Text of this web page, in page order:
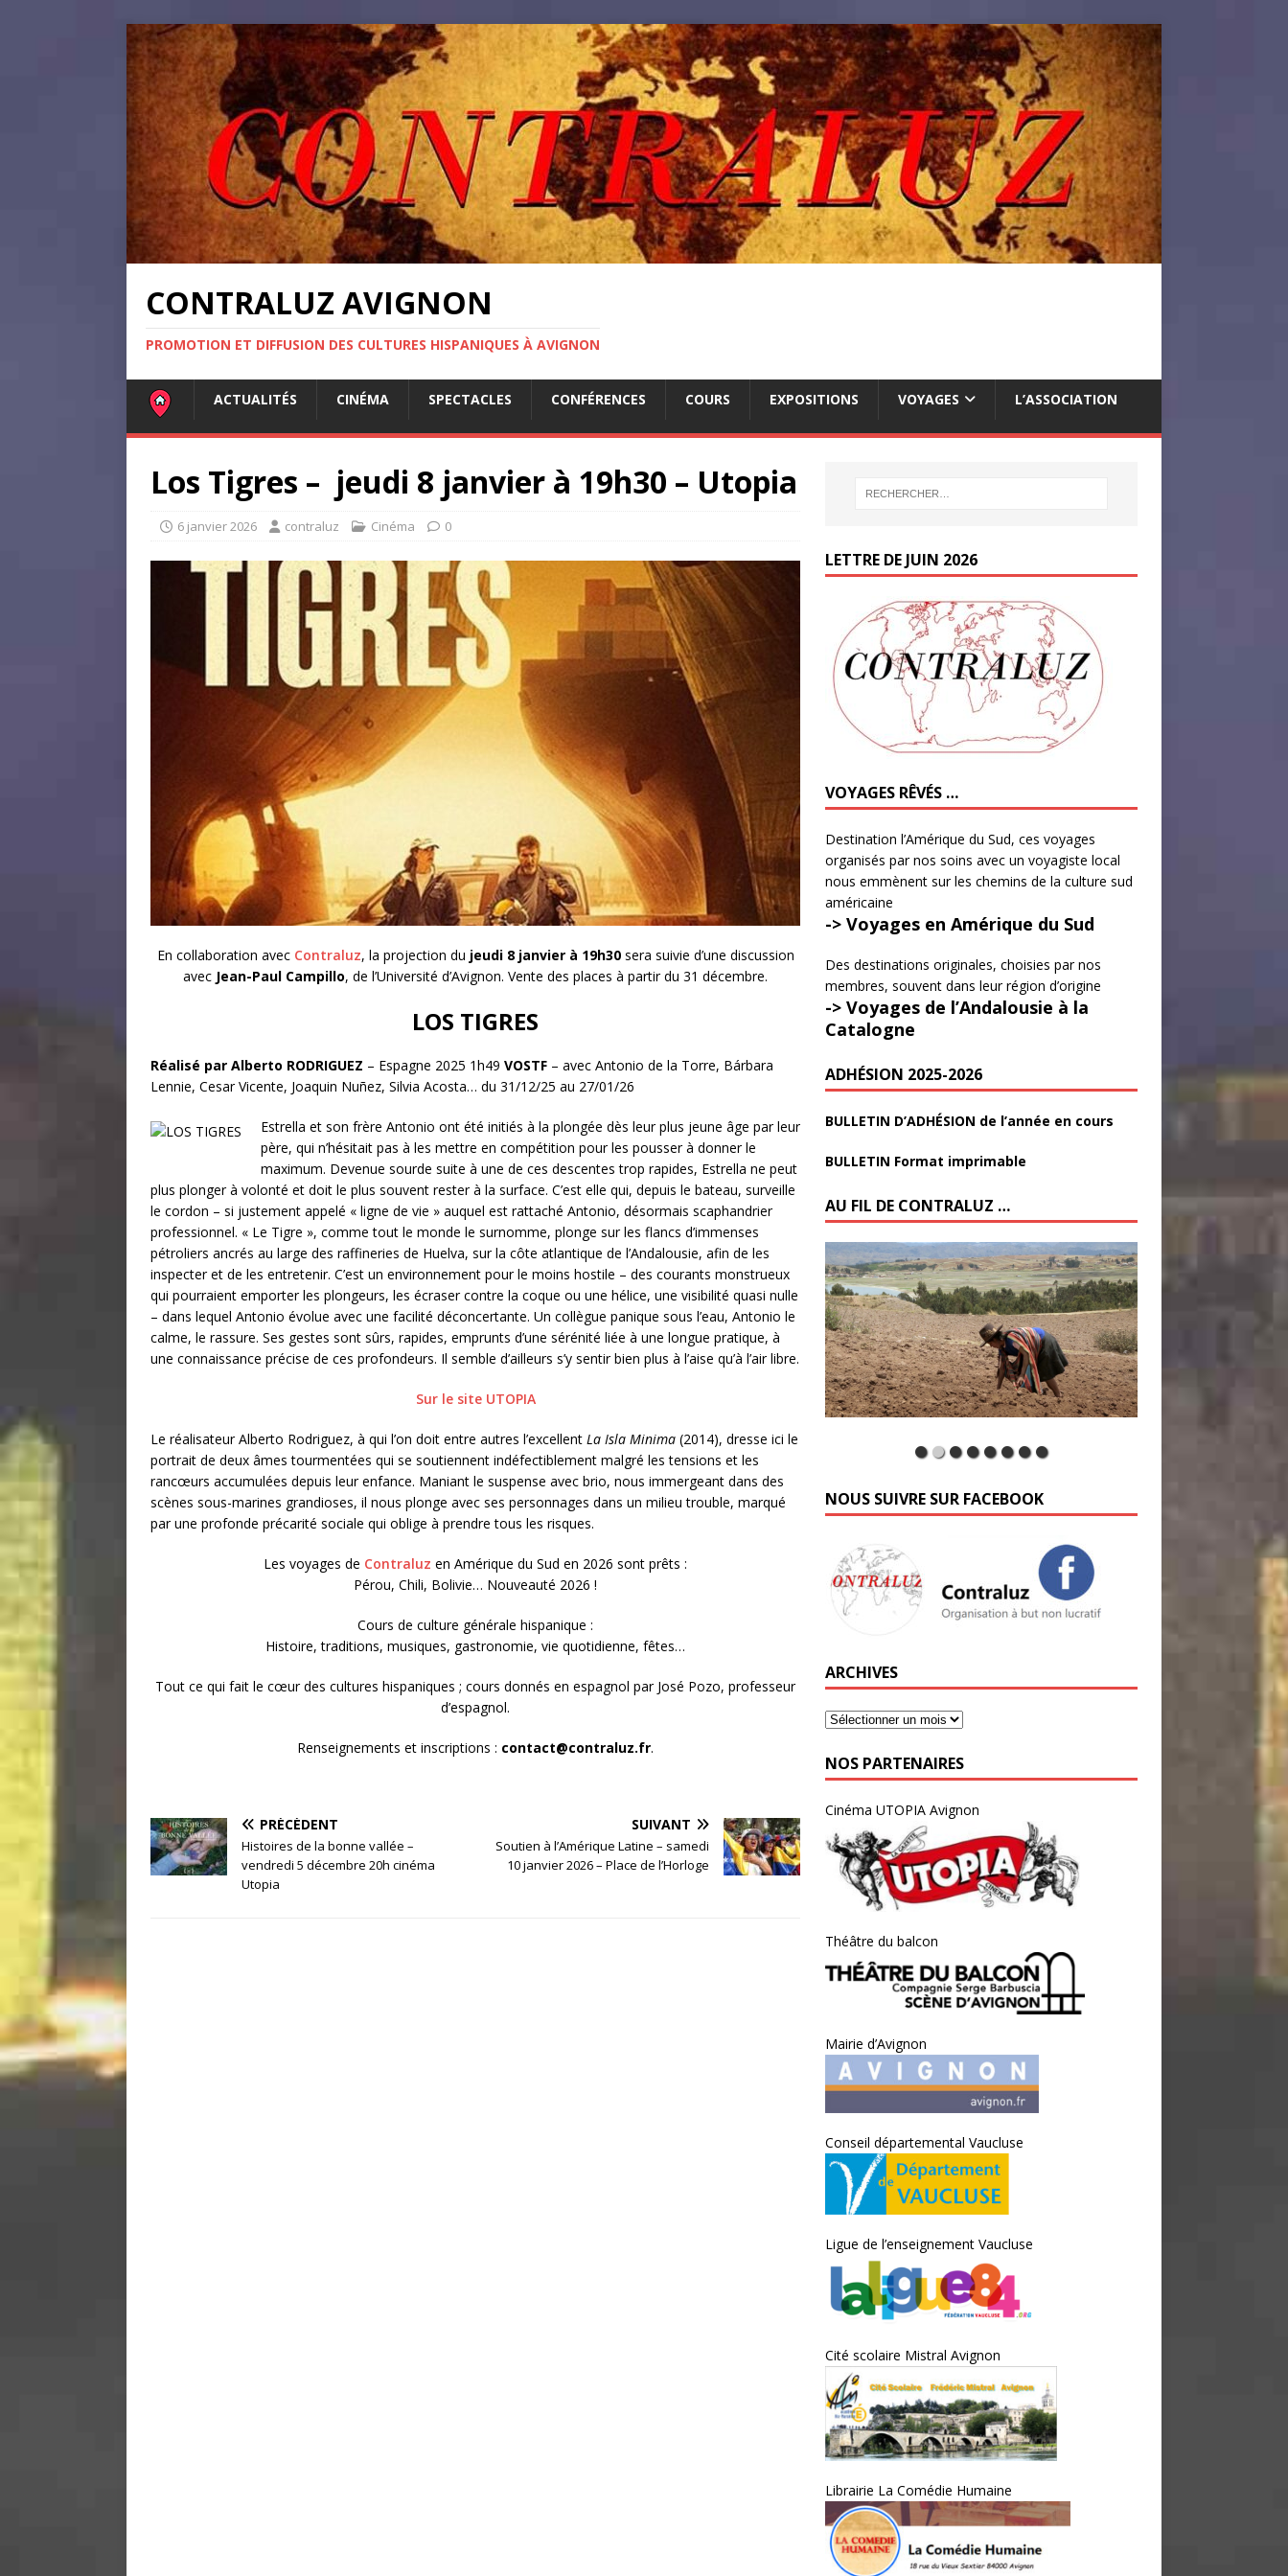
CONTRALUZ AVIGNON
PROMOTION ET DIFFUSION DES CULTURES HISPANIQUES À AVIGNON
ACTUALITÉS CINÉMA SPECTACLES CONFÉRENCES COURS EXPOSITIONS VOYAGES L’ASSOCIATION
Los Tigres – jeudi 8 janvier à 19h30 – Utopia
6 janvier 2026 contraluz Cinéma 0
En collaboration avec Contraluz, la projection du jeudi 8 janvier à 19h30sera suivie d’une discussion
avec Jean-Paul Campillo, de l’Université d’Avignon. Vente des places à partir du 31 décembre.
LOS TIGRES
Réalisé par Alberto RODRIGUEZ – Espagne 2025 1h49 VOSTF – avec Antonio de la Torre, Bárbara
Lennie, Cesar Vicente, Joaquin Nuñez, Silvia Acosta… du 31/12/25 au 27/01/26
Estrella et son frère Antonio ont été initiés à la plongée dès leur plus jeune âge par leur
père, qui n’hésitait pas à les mettre en compétition pour les pousser à donner le
maximum. Devenue sourde suite à une de ces descentes trop rapides, Estrella ne peut
plus plonger à volonté et doit le plus souvent rester à la surface. C’est elle qui, depuis le bateau, surveille
le cordon – si justement appelé « ligne de vie » auquel est rattaché Antonio, désormais scaphandrier
professionnel. « Le Tigre », comme tout le monde le surnomme, plonge sur les flancs d’immenses
pétroliers ancrés au large des raffineries de Huelva, sur la côte atlantique de l’Andalousie, afin de les
inspecter et de les entretenir. C’est un environnement pour le moins hostile – des courants monstrueux
qui pourraient emporter les plongeurs, les écraser contre la coque ou une hélice, une visibilité quasi nulle
– dans lequel Antonio évolue avec une facilité déconcertante. Un collègue panique sous l’eau, Antonio le
calme, le rassure. Ses gestes sont sûrs, rapides, emprunts d’une sérénité liée à une longue pratique, à
une connaissance précise de ces profondeurs. Il semble d’ailleurs s’y sentir bien plus à l’aise qu’à l’air libre.
Sur le site UTOPIA
Le réalisateur Alberto Rodriguez, à qui l’on doit entre autres l’excellent La Isla Minima (2014), dresse ici le
portrait de deux âmes tourmentées qui se soutiennent indéfectiblement malgré les tensions et les
rancœurs accumulées depuis leur enfance. Maniant le suspense avec brio, nous immergeant dans des
scènes sous-marines grandioses, il nous plonge avec ses personnages dans un milieu trouble, marqué
par une profonde précarité sociale qui oblige à prendre tous les risques.
Les voyages de Contraluz en Amérique du Sud en 2026 sont prêts :
Pérou, Chili, Bolivie… Nouveauté 2026 !
Cours de culture générale hispanique :
Histoire, traditions, musiques, gastronomie, vie quotidienne, fêtes…
Tout ce qui fait le cœur des cultures hispaniques ; cours donnés en espagnol par José Pozo, professeur
d’espagnol.
Renseignements et inscriptions : contact@contraluz.fr.
PRÉCÉDENT
Histoires de la bonne vallée –
vendredi 5 décembre 20h cinéma
Utopia
SUIVANT
Soutien à l’Amérique Latine – samedi
10 janvier 2026 – Place de l’Horloge
LETTRE DE JUIN 2026
VOYAGES RÊVÉS …
Destination l’Amérique du Sud, ces voyages
organisés par nos soins avec un voyagiste local
nous emmènent sur les chemins de la culture sud
américaine
-> Voyages en Amérique du Sud
Des destinations originales, choisies par nos
membres, souvent dans leur région d’origine
-> Voyages de l’Andalousie à la
Catalogne
ADHÉSION 2025-2026
BULLETIN D’ADHÉSION de l’année en cours
BULLETIN Format imprimable
AU FIL DE CONTRALUZ …
NOUS SUIVRE SUR FACEBOOK
ARCHIVES
NOS PARTENAIRES
Cinéma UTOPIA Avignon
Théâtre du balcon
Mairie d’Avignon
Conseil départemental Vaucluse
Ligue de l’enseignement Vaucluse
Cité scolaire Mistral Avignon
Librairie La Comédie Humaine